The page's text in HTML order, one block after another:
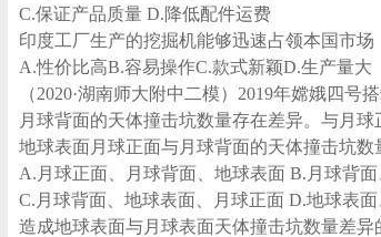
C.保证产品质量 D.降低配件运费
印度工厂生产的挖掘机能够迅速占领本国市场
A.性价比高B.容易操作C.款式新颖D.生产量大
（2020·湖南师大附中二模）2019年嫦娥四
月球背面的天体撞击坑数量存在差异。与月
地球表面月球正面与月球背面的天体撞击坑数
A.月球正面、月球背面、地球表面 B.月球背
C.月球背面、地球表面、月球正面 D.地球表
造成地球表面与月球表面天体撞击坑数量差